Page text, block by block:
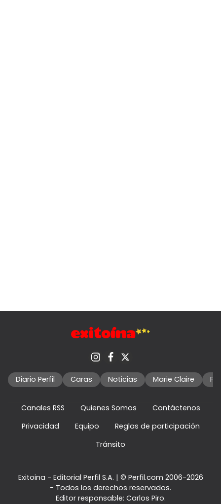
Diario Perfil Caras Noticias Marie Claire
Canales RSS Quienes Somos
Contáctenos
Privacidad
Equipo
Reglas de participación
Tránsito
Exitoina - Editorial Perfil S.A. | © Perfil.com 2006-2026
- Todos los derechos reservados.
Editor responsable: Carlos Piro.